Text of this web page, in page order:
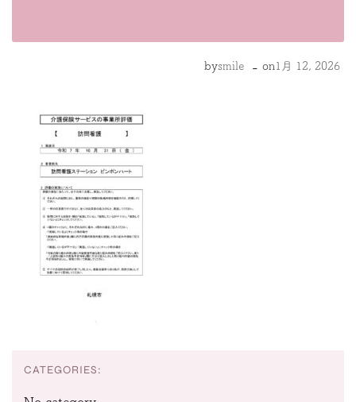
bysmile - on 1月 12, 2026
CATEGORIES: